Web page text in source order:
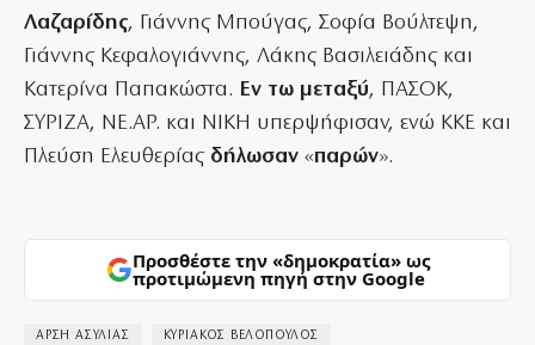
Λαζαρίδης, Γιάννης Μπούγας, Σοφία Βούλτεψη,
Γιάννης Κεφαλογιάννης, Λάκης Βασιλειάδης και
Κατερίνα Παπακώστα. Εν τω μεταξύ, ΠΑΣΟΚ,
ΣΥΡΙΖΑ, ΝΕ.ΑΡ. και ΝΙΚΗ υπερψήφισαν, ενώ ΚΚΕ και
Πλεύση Ελευθερίας δήλωσαν «παρών».
Προσθέστε την «δημοκρατία» ως
προτιμώμενη πηγή στην Google
ΑΡΣΗ ΑΣΥΛΙΑΣ ΚΥΡΙΑΚΟΣ ΒΕΛΟΠΟΥΛΟΣ